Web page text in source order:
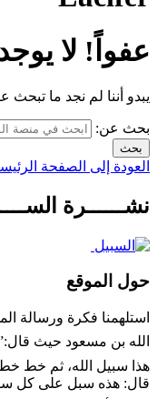
عفواً! لا
يبدو أننا لم نجد ما
بحث عن:
العودة إلى الصفحة
نشــــــرة
حول الموقع
استلهمنا فكرة ورسالة
الله بن مسعود حيث
هذا سبيل الله، ثم خط
قال: هذه سبل على كل